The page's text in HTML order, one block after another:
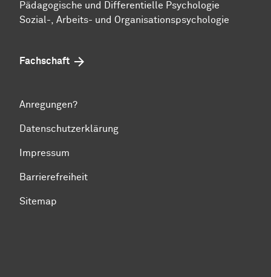
Pä­da­go­gi­sche und Dif­fe­ren­ti­el­le Psy­cho­lo­gie
​​​​​​​Sozial-, Ar­beits- und Or­ga­ni­sa­tions­psy­cho­lo­gie
Fachschaft
Anregungen?
Datenschutzerklärung
Impressum
Barrierefreiheit
Sitemap